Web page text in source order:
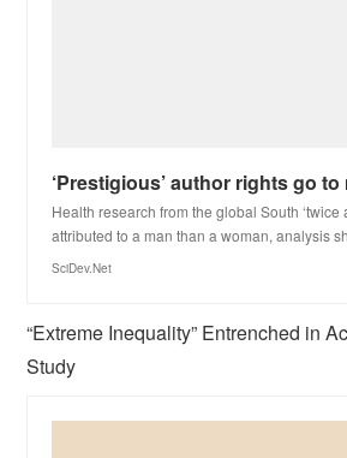
Health research from the global South ‘twice
attributed to a man than a woman, analysis
SciDev.Net
“Extreme Inequality” Entrenched in
Study